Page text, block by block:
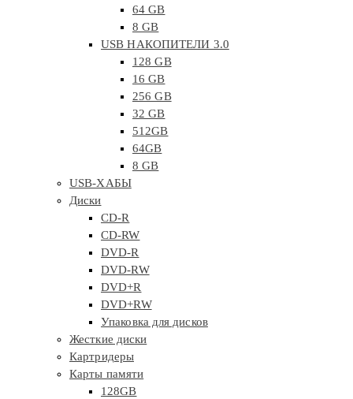
64 GB
8 GB
USB НАКОПИТЕЛИ 3.0
128 GB
16 GB
256 GB
32 GB
512GB
64GB
8 GB
USB-ХАБЫ
Диски
CD-R
CD-RW
DVD-R
DVD-RW
DVD+R
DVD+RW
Упаковка для дисков
Жесткие диски
Картридеры
Карты памяти
128GB